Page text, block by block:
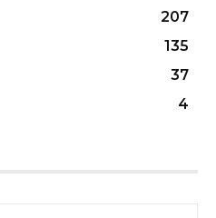
207
135
37
4